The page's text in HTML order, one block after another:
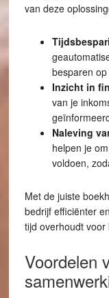
van deze
besparen
Inzicht in
van je
Naleving
helpen je
voldoen,
Met de juiste
bedrijf efficiënter
tijd overhoudt
Voordelen